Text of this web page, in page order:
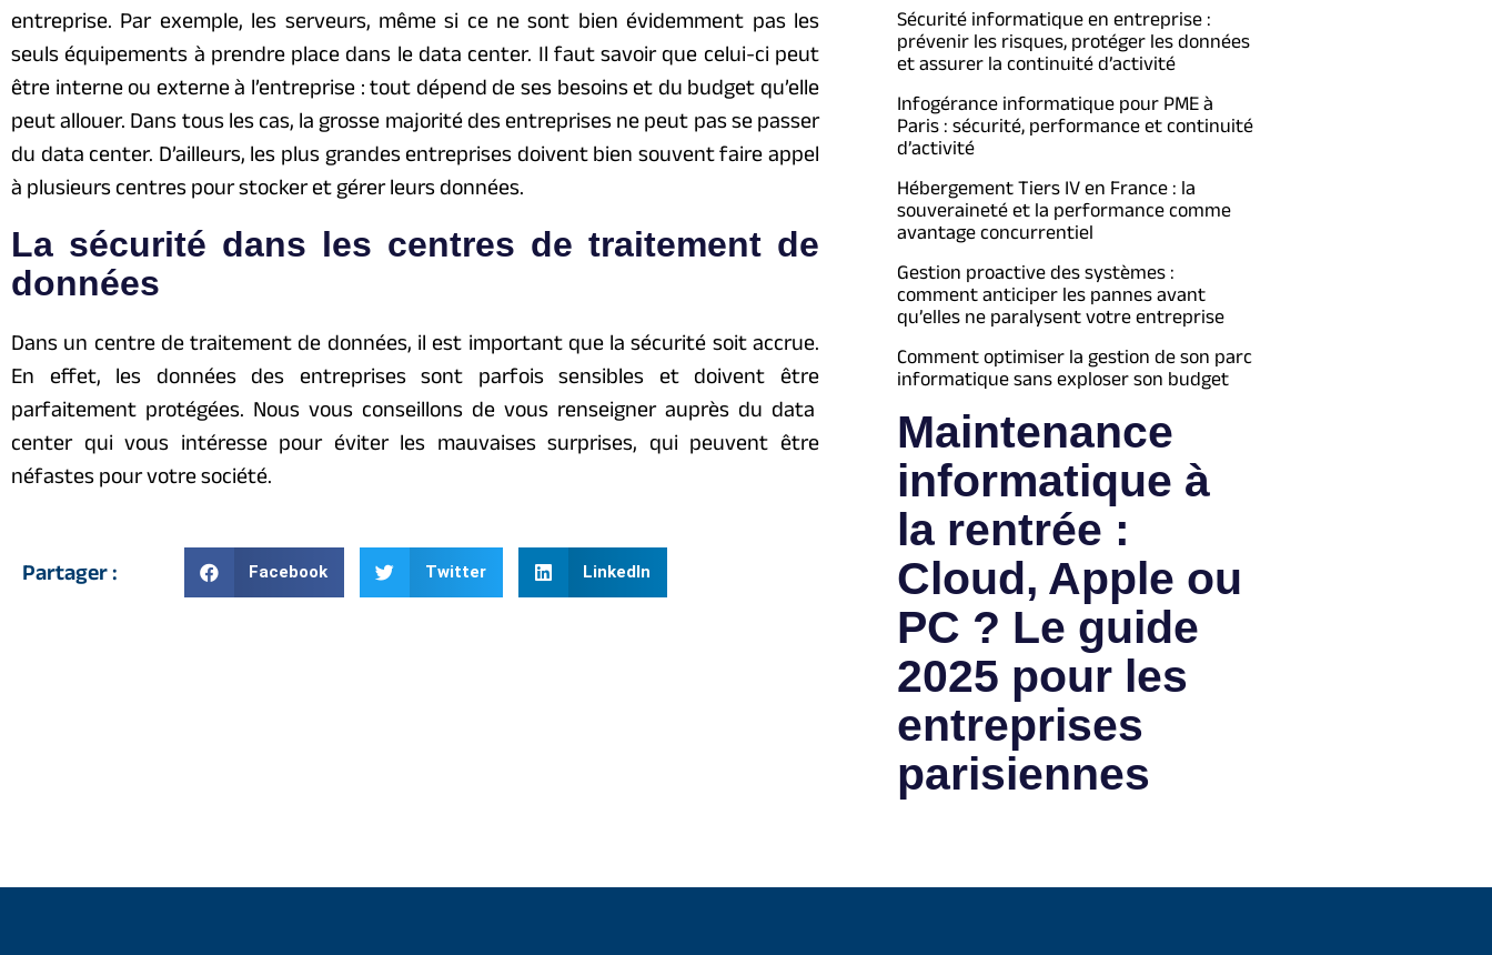
entreprise. Par exemple, les serveurs, même si ce ne sont bien évidemment pas les
seuls équipements à prendre place dans le data center. Il faut savoir que celui-ci peut
être interne ou externe à l’entreprise : tout dépend de ses besoins et du budget qu’elle
peut allouer. Dans tous les cas, la grosse majorité des entreprises ne peut pas se passer
du data center. D’ailleurs, les plus grandes entreprises doivent bien souvent faire appel
à plusieurs centres pour stocker et gérer leurs données.
La sécurité dans les centres de traitement de
données
Dans un centre de traitement de données, il est important que la sécurité soit accrue.
En effet, les données des entreprises sont parfois sensibles et doivent être
parfaitement protégées. Nous vous conseillons de vous renseigner auprès du data
center qui vous intéresse pour éviter les mauvaises surprises, qui peuvent être
néfastes pour votre société.
Partager : Facebook Twitter LinkedIn
Sécurité informatique en entreprise :
prévenir les risques, protéger les données
et assurer la continuité d’activité
Infogérance informatique pour PME à
Paris : sécurité, performance et continuité
d’activité
Hébergement Tiers IV en France : la
souveraineté et la performance comme
avantage concurrentiel
Gestion proactive des systèmes :
comment anticiper les pannes avant
qu’elles ne paralysent votre entreprise
Comment optimiser la gestion de son parc
informatique sans exploser son budget
Maintenance
informatique à
la rentrée :
Cloud, Apple ou
PC ? Le guide
2025 pour les
entreprises
parisiennes